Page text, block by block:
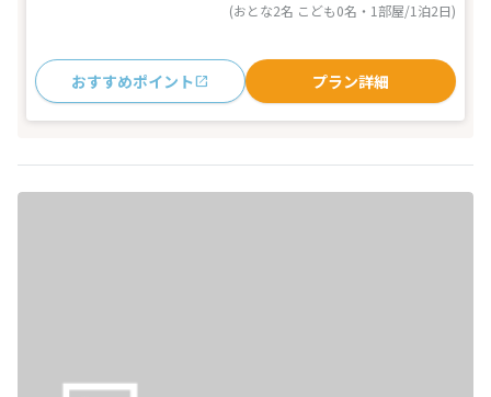
(おとな2名 こども0名・1部屋/1泊2日)
おすすめポイント プラン詳細